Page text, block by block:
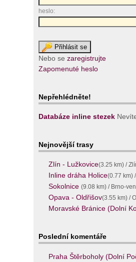
heslo:
Nebo sezaregistrujte
Zapomenuté heslo
Nepřehlédněte!
Databáze inline stezek
Nejnovější trasy
Zlín - Lužkovice(3.25 km) /
Inline dráha Holice(0.77 km)
Sokolnice(9.08 km) / Brno-
Opava - Oldřišov(3.55 km) /
Moravské Bránice (Dolní
Poslední komentáře
Praha Štěrboholy (Dolní